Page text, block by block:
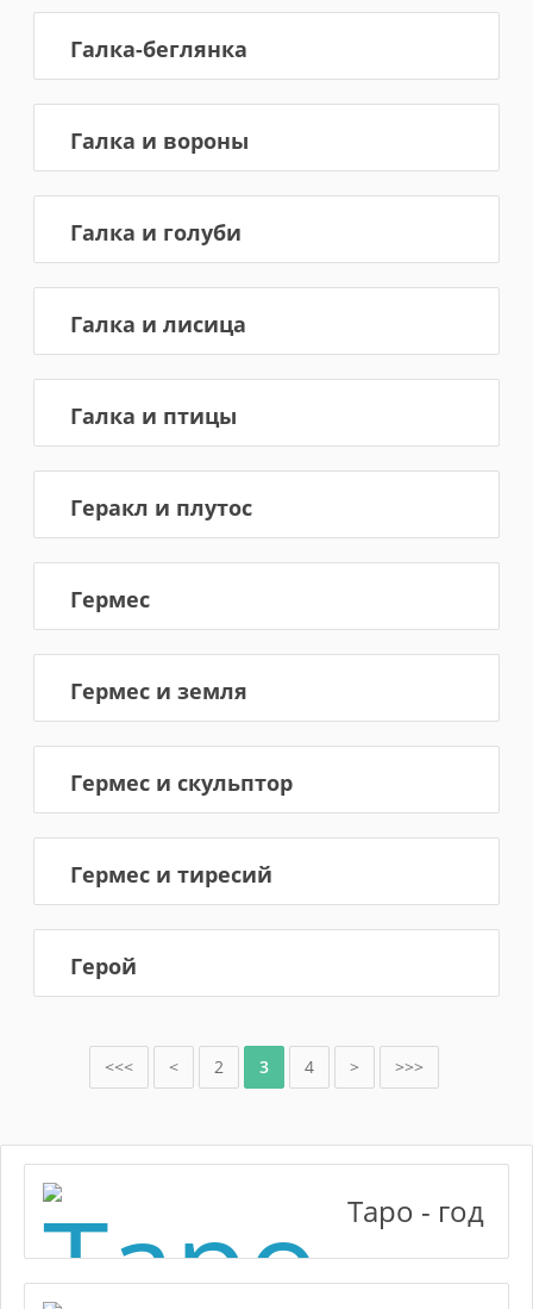
Галка-беглянка
Галка и вороны
Галка и голуби
Галка и лисица
Галка и птицы
Геракл и плутос
Гермес
Гермес и земля
Гермес и скульптор
Гермес и тиресий
Герой
<<< < 2 3 4 > >>>
Таро - год